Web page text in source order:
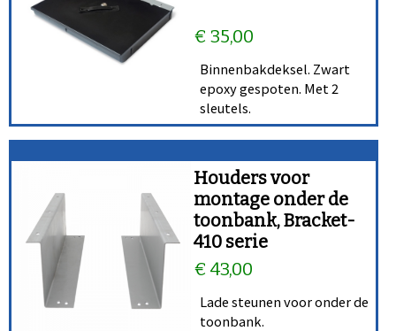
€ 35,00
Binnenbakdeksel. Zwart
epoxy gespoten. Met 2
sleutels.
Houders voor
montage onder de
toonbank, Bracket-
410 serie
€ 43,00
Lade steunen voor onder de
toonbank.